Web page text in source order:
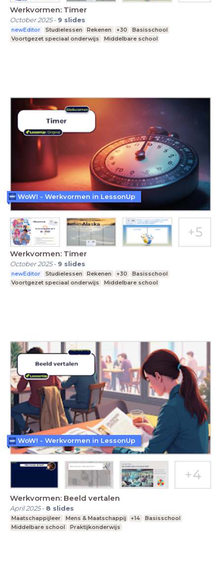
Werkvormen: Timer
October 2025- 9 slides
newEditor Studielessen Rekenen +30
Basisschool
Voortgezet speciaal onderwijs
Middelbare school
Werkvormen: Timer
October 2025- 9 slides
newEditor Studielessen Rekenen +30
Basisschool
Voortgezet speciaal onderwijs
Middelbare school
WoW! - Werkvormen in LessonUp
Werkvormen: Beeld vertalen
April 2025- 8 slides
Maatschappijleer Mens & Maatschappij +14
Basisschool
Middelbare school
Praktijkonderwijs
WoW! - Werkvormen in LessonUp